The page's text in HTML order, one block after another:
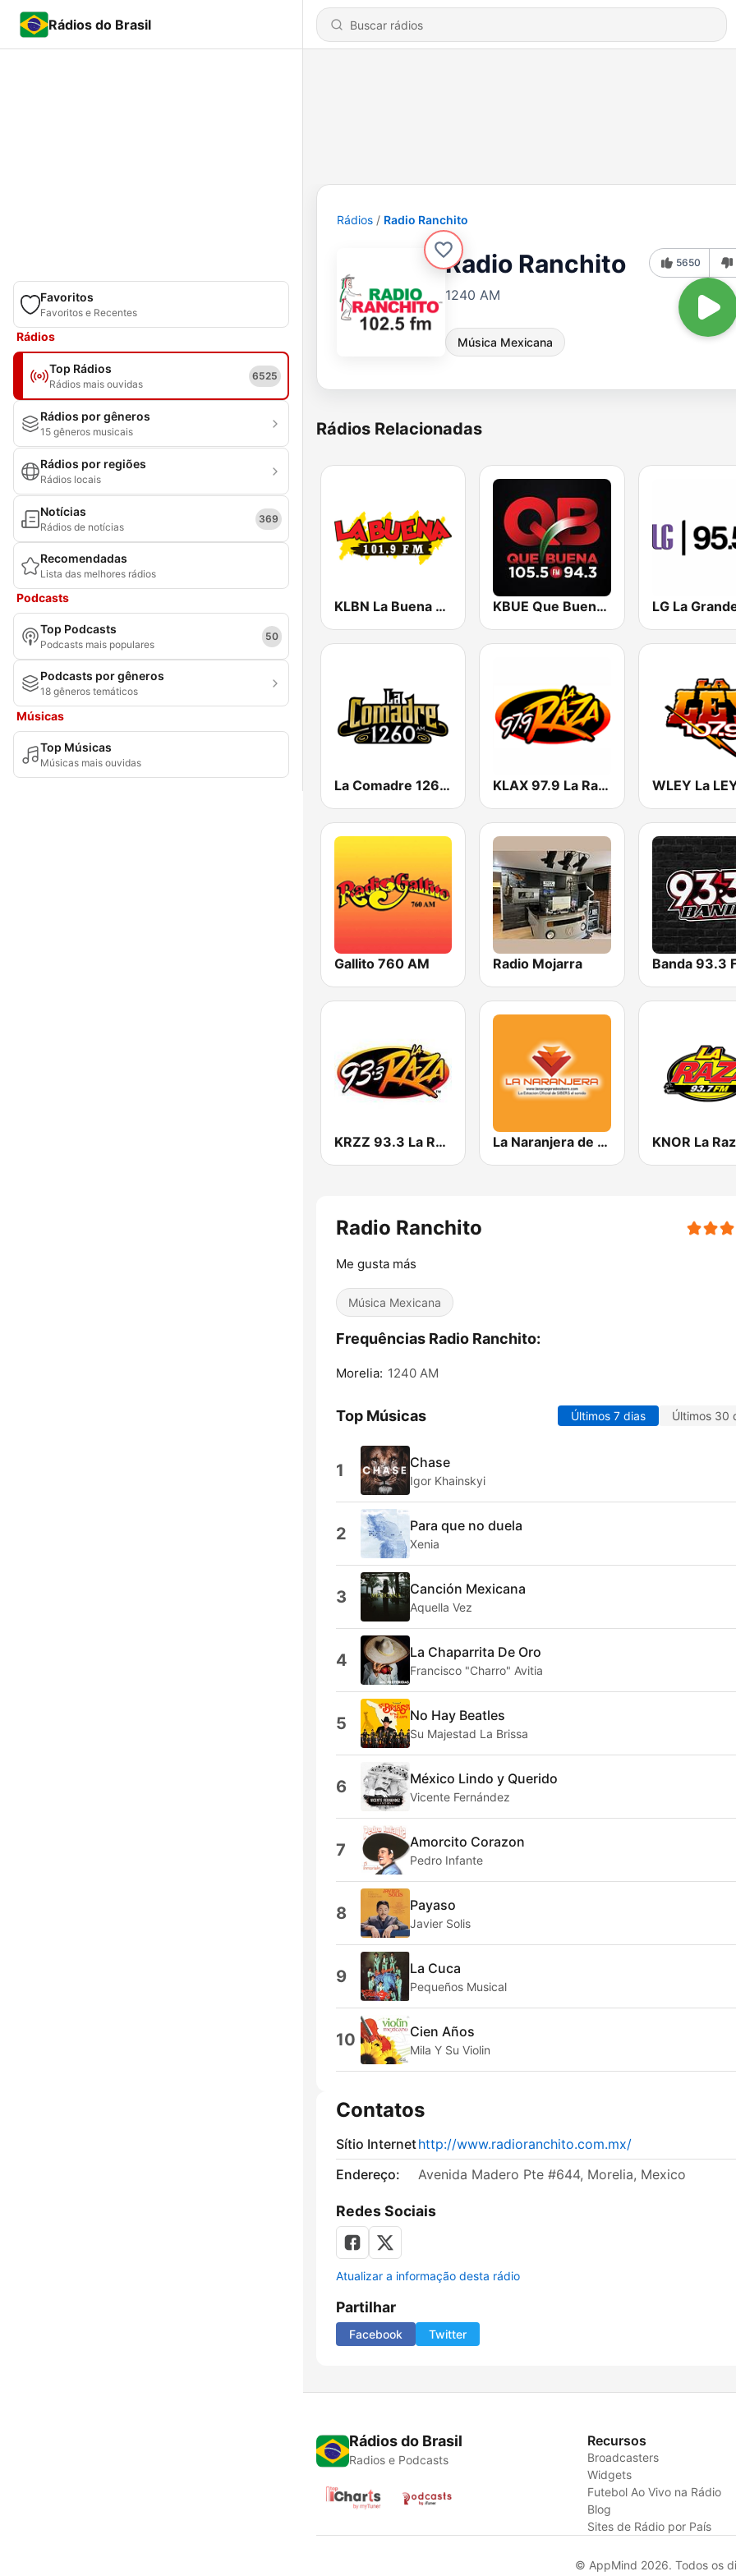
Rádios do Brasil
Favoritos
Favoritos e Recentes
Rádios
Top Rádios
Rádios mais ouvidas
6525
Rádios por gêneros
15 gêneros musicais
Rádios por regiões
Rádios locais
Notícias
Rádios de notícias
369
Recomendadas
Lista das melhores rádios
Podcasts
Top Podcasts
Podcasts mais populares
50
Podcasts por gêneros
18 gêneros temáticos
Músicas
Top Músicas
Músicas mais ouvidas
Rádios Radio Ranchito
Radio Ranchito
1240 AM
Música Mexicana
5650
Rádios Relacionadas
KLBN La Buena 101.9 FM KBUE Que Buena 105.5 / 94.3 FM (US Only) LG La
La Comadre 1260 AM KLAX 97.9 La Raza FM
Gallito 760 AM Radio Mojarra Banda 93.3
KRZZ 93.3 La Raza FM La Naranjera de Sibers
Radio Ranchito
Me gusta más
Música Mexicana
Frequências Radio Ranchito:
Morelia: 1240 AM
Top Músicas Últimos 7 dias Últimos 30
1 Chase
Igor Khainskyi
2 Para que no duela
Xenia
3 Canción Mexicana
Aquella Vez
4 La Chaparrita De Oro
Francisco "Charro" Avitia
5 No Hay Beatles
Su Majestad La Brissa
6 México Lindo y Querido
Vicente Fernández
7 Amorcito Corazon
Pedro Infante
8 Payaso
Javier Solis
9 La Cuca
Pequeños Musical
10 Cien Años
Mila Y Su Violin
Contatos
Sítio Internethttp://www.radioranchito.com.mx/
Endereço:
Avenida Madero Pte #644, Morelia, Mexico
Redes Sociais
Atualizar a informação desta rádio
Partilhar
Facebook Twitter
Rádios do Brasil
Radios e Podcasts
Recursos
Broadcasters
Widgets
Futebol Ao Vivo na Rádio
Blog
Sites de Rádio por País
© AppMind 2026. Todos os